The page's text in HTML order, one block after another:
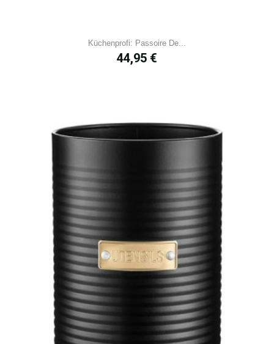
Küchenprofi: Passoire De...
Prix
44,95 €